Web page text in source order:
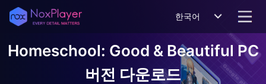
한국어
Homeschool: Good & Beautiful PC
버전 다운로드